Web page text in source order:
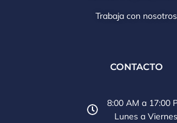
Trabaja con nosotros
CONTACTO
8:00 AM a 17:00
Lunes a Viernes